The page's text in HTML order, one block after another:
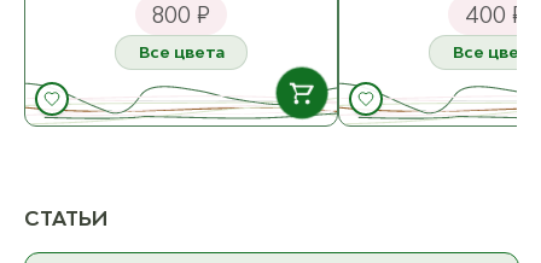
800 ₽
Все цвета
400 ₽
Все цвета
СТАТЬИ